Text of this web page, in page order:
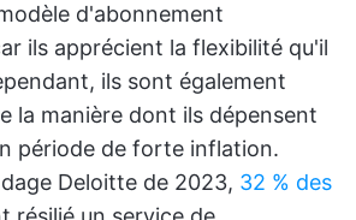
d'abonnement
ils apprécient la flexibilité qu'il
ils sont également
la manière dont ils dépensent
période de forte inflation.
Deloitte de 2023, 32 % des